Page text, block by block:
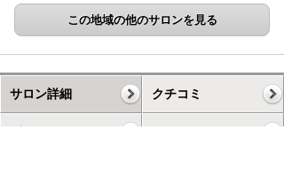
この地域の他のサロンを見る
サロン詳細 クチコミ